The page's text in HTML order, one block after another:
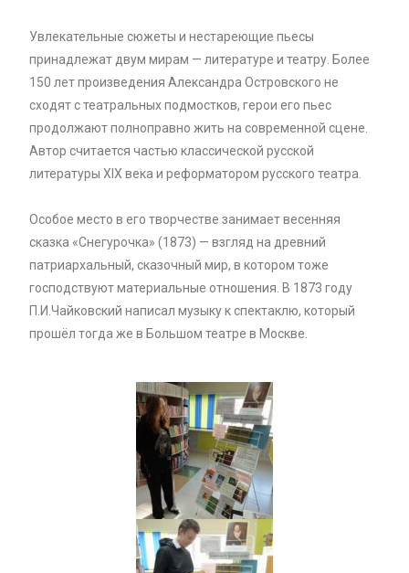
Увлекательные сюжеты и нестареющие пьесы
принадлежат двум мирам — литературе и театру. Более
150 лет произведения Александра Островского не
сходят с театральных подмостков, герои его пьес
продолжают полноправно жить на современной сцене.
Автор считается частью классической русской
литературы XlX века и реформатором русского театра.
Особое место в его творчестве занимает весенняя
сказка «Снегурочка» (1873) — взгляд на древний
патриархальный, сказочный мир, в котором тоже
господствуют материальные отношения. В 1873 году
П.И.Чайковский написал музыку к спектаклю, который
прошёл тогда же в Большом театре в Москве.